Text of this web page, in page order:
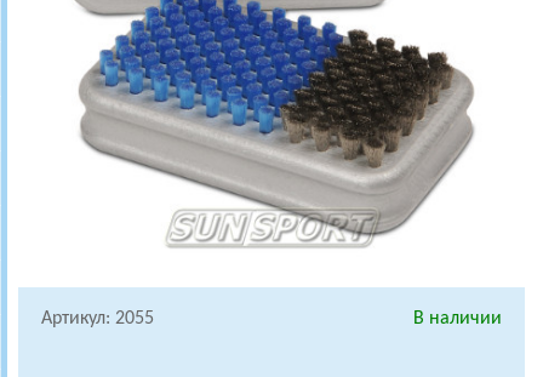
Артикул: 2055 В наличии